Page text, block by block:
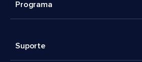
Programa
Suporte